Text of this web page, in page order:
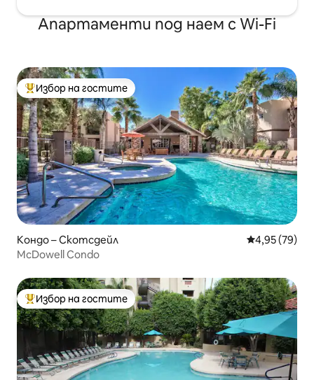
Апартаменти под наем с Wi-Fi
Най-популярен избор на гостите
Избор на гостите
Кондо – Скотсдейл Средна
4,95 (79)
McDowell Condo
Най-популярен избор на гостите
Избор на гостите